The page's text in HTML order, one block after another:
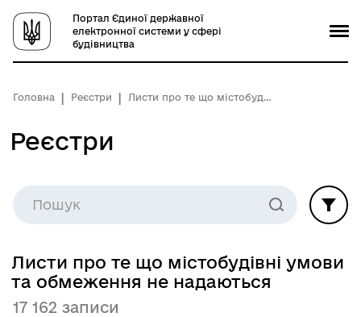
Портал Єдиної державної
електронної системи у сфері
будівництва
Головна Реєстри Листи про те що містобудівні умови та обмеження не надаються
Реєстри
Листи про те що містобудівні умови
та обмеження не надаються
17 162 записи